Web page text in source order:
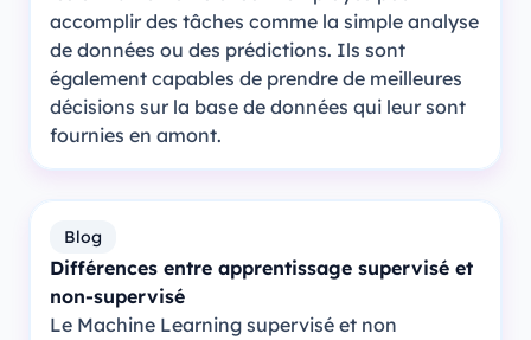
accomplir des tâches comme la simple analyse
de données ou des prédictions. Ils sont
également capables de prendre de meilleures
décisions sur la base de données qui leur sont
fournies en amont.
Blog
Différences entre apprentissage supervisé et
non-supervisé
Le Machine Learning supervisé et non